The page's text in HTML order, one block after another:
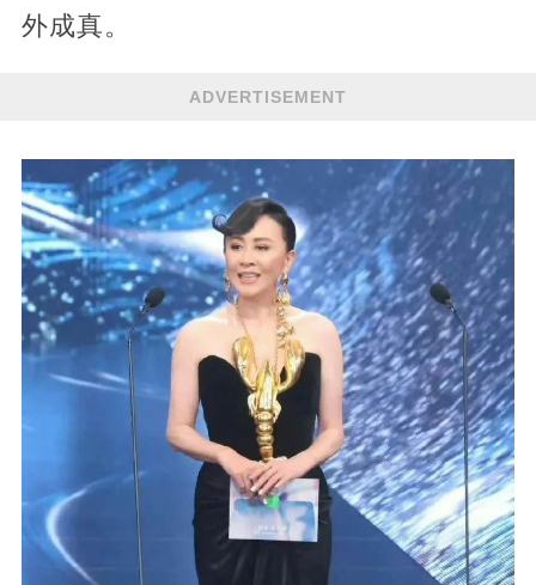
外成真。
ADVERTISEMENT